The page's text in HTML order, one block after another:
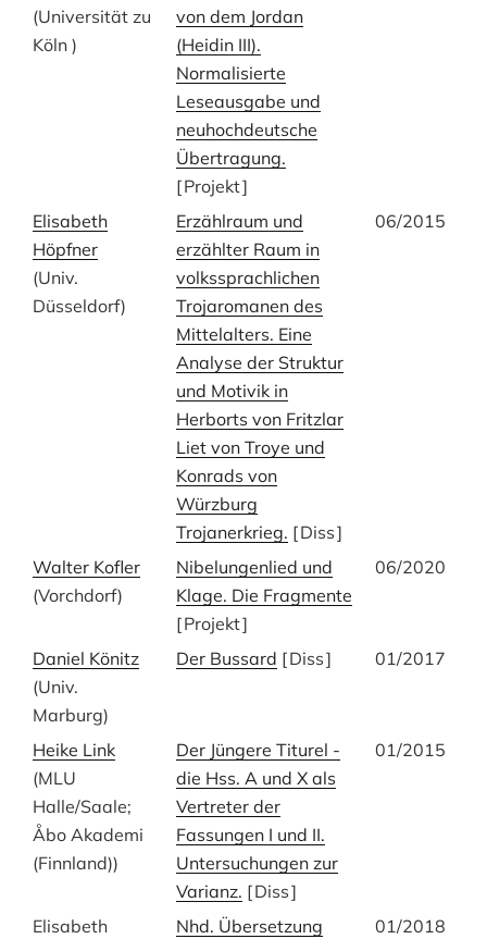
(Universität zu
Köln )
von dem Jordan
(Heidin III).
Normalisierte
Leseausgabe und
neuhochdeutsche
Übertragung.
[Projekt]
Elisabeth
Höpfner
(Univ.
Düsseldorf)
Erzählraum und
erzählter Raum in
volkssprachlichen
Trojaromanen des
Mittelalters. Eine
Analyse der Struktur
und Motivik in
Herborts von Fritzlar
Liet von Troye und
Konrads von
Würzburg
Trojanerkrieg. [Diss]
06/2015
Walter Kofler
(Vorchdorf)
Nibelungenlied und
Klage. Die Fragmente
[Projekt]
06/2020
Daniel Könitz
(Univ.
Marburg)
Der Bussard [Diss] 01/2017
Heike Link
(MLU
Halle/Saale;
Åbo Akademi
(Finnland))
Der Jüngere Titurel -
die Hss. A und X als
Vertreter der
Fassungen I und II.
Untersuchungen zur
Varianz. [Diss]
01/2015
Elisabeth
Nhd. Übersetzung
01/2018